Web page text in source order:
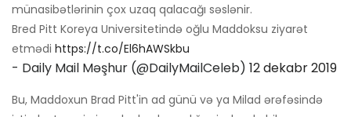
münasibətlərinin çox uzaq qalacağı səslənir.
Bred Pitt Koreya Universitetində oğlu Maddoksu ziyarət
etmədi https://t.co/El6hAWSkbu
- Daily Mail Məşhur (@DailyMailCeleb) 12 dekabr 2019
Bu, Maddoxun Brad Pitt'in ad günü və ya Milad ərəfəsində